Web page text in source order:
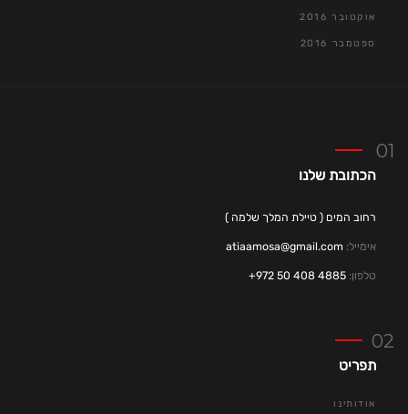
אוקטובר 2016
ספטמבר 2016
הכתובת שלנו
רחוב המים ( טיילת המלך שלמה )
אימייל: atiaamosa@gmail.com
טלפון: 4885 408 50 972+
תפריט
אודותינו